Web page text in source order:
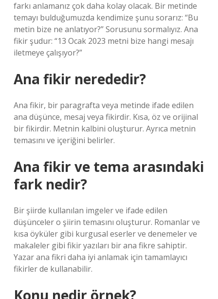
farkı anlamanız çok daha kolay olacak. Bir metinde
temayı bulduğumuzda kendimize şunu sorarız: “Bu
metin bize ne anlatıyor?” Sorusunu sormalıyız. Ana
fikir şudur: “13 Ocak 2023 metni bize hangi mesajı
iletmeye çalışıyor?”
Ana fikir nerededir?
Ana fikir, bir paragrafta veya metinde ifade edilen
ana düşünce, mesaj veya fikirdir. Kısa, öz ve orijinal
bir fikirdir. Metnin kalbini oluşturur. Ayrıca metnin
temasını ve içeriğini belirler.
Ana fikir ve tema arasındaki
fark nedir?
Bir şiirde kullanılan imgeler ve ifade edilen
düşünceler o şiirin temasını oluşturur. Romanlar ve
kısa öyküler gibi kurgusal eserler ve denemeler ve
makaleler gibi fikir yazıları bir ana fikre sahiptir.
Yazar ana fikri daha iyi anlamak için tamamlayıcı
fikirler de kullanabilir.
Konu nedir örnek?